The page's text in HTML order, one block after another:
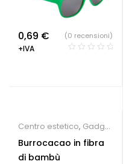
0,69 €
+IVA
(0 recensioni)
Centro estetico, Gadget
per la persona
Burrocacao in fibra
di bambù